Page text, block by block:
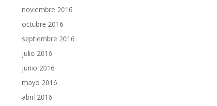
noviembre 2016
octubre 2016
septiembre 2016
julio 2016
junio 2016
mayo 2016
abril 2016